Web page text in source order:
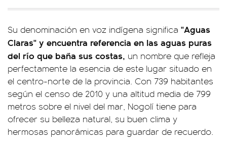
Su denominación en voz indígena significa "Aguas
Claras" y encuentra referencia en las aguas puras
del río que baña sus costas, un nombre que refleja
perfectamente la esencia de este lugar situado en
el centro-norte de la provincia. Con 739 habitantes
según el censo de 2010 y una altitud media de 799
metros sobre el nivel del mar, Nogolí tiene para
ofrecer su belleza natural, su buen clima y
hermosas panorámicas para guardar de recuerdo.